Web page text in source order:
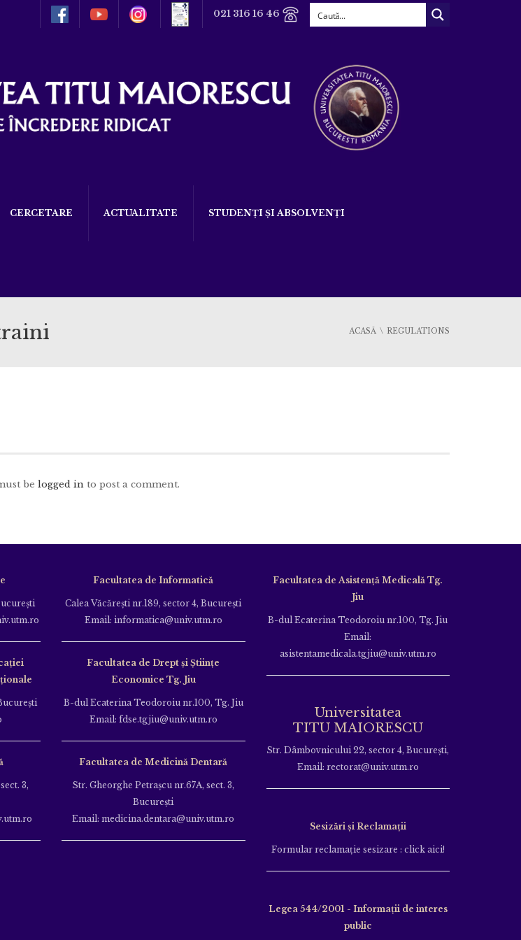
021 316 16 46
CERCETARE ACTUALITATE STUDENȚI ȘI ABSOLVENȚI
ACASĂ REGULATIONS
be logged in to post a comment.
3,
Facultatea de Informatică
Calea Văcăreşti nr.189, sector 4, Bucureşti
Email: informatica@univ.utm.ro
Facultatea de Drept și Științe
Economice Tg. Jiu
B-dul Ecaterina Teodoroiu nr.100, Tg. Jiu
Email: fdse.tgjiu@univ.utm.ro
Facultatea de Medicină Dentară
Str. Gheorghe Petraşcu nr.67A, sect. 3,
Bucureşti
Email: medicina.dentara@univ.utm.ro
Facultatea de Asistență Medicală Tg.
Jiu
B-dul Ecaterina Teodoroiu nr.100, Tg. Jiu
Email:
asistentamedicala.tgjiu@univ.utm.ro
Universitatea
TITU MAIORESCU
Str. Dâmbovnicului 22, sector 4, București,
Email: rectorat@univ.utm.ro
Sesizări și Reclamații
Formular reclamație sesizare : click aici!
Legea 544/2001 - Informații de interes
public